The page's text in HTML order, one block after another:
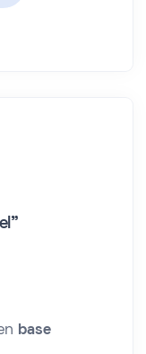
base